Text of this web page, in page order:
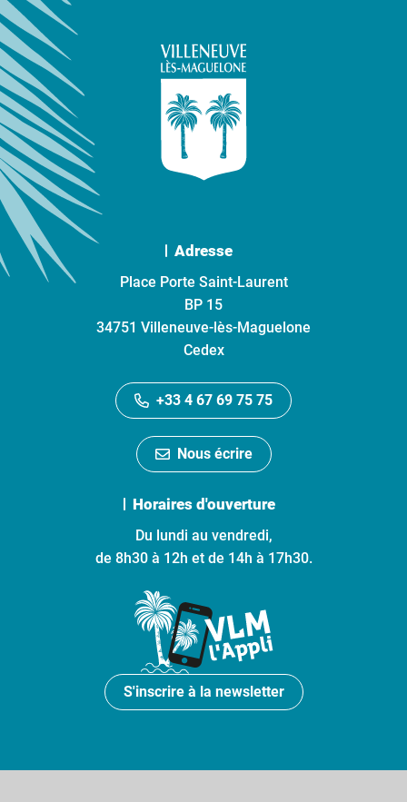
Adresse
Place Porte Saint-Laurent
BP 15
34751 Villeneuve-lès-Maguelone
Cedex
+33 4 67 69 75 75
Nous écrire
Horaires d'ouverture
Du lundi au vendredi,
de 8h30 à 12h et de 14h à 17h30.
S'inscrire à la newsletter